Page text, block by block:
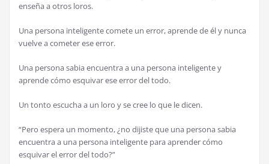
enseña a otros loros.
Una persona inteligente comete un error, aprende de él y nunca
vuelve a cometer ese error.
Una persona sabia encuentra a una persona inteligente y
aprende cómo esquivar ese error del todo.
Un tonto escucha a un loro y se cree lo que le dicen.
“Pero espera un momento, ¿no dijiste que una persona sabia
encuentra a una persona inteligente para aprender cómo
esquivar el error del todo?”